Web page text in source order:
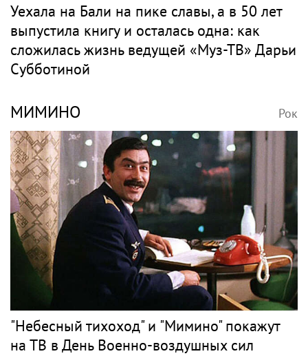
Уехала на Бали на пике славы, а в 50 лет
выпустила книгу и осталась одна: как
сложилась жизнь ведущей «Муз-ТВ» Дарьи
Субботиной
МИМИНО Рок
"Небесный тихоход" и "Мимино" покажут
на ТВ в День Военно-воздушных сил